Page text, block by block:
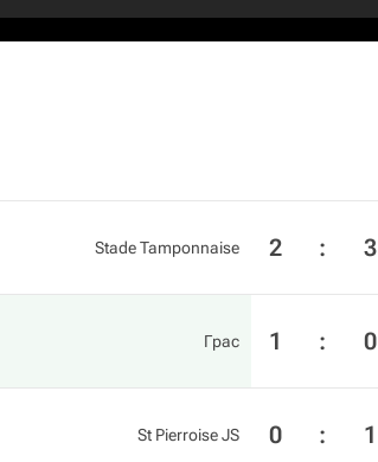
Stade Tamponnaise 2 : 3
Грас 1 : 0
St Pierroise JS 0 : 1